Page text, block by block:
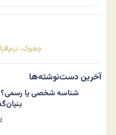
چغوک،
آخرین دست‌نوشته‌ها
شناسه شخصی یا رسمی؟